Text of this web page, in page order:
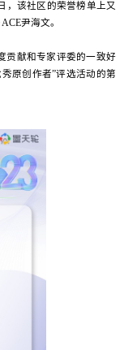
，该社区的荣誉榜单上又
尹海文。
贡献和专家评委的一致好
原创作者”评选活动的第